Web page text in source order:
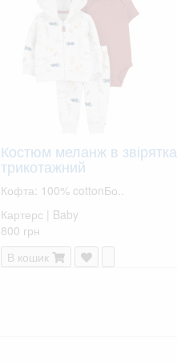
Костюм меланж в звірятка
трикотажний
Кофта: 100% cottonБо..
Картерс | Baby
800 грн
В кошик